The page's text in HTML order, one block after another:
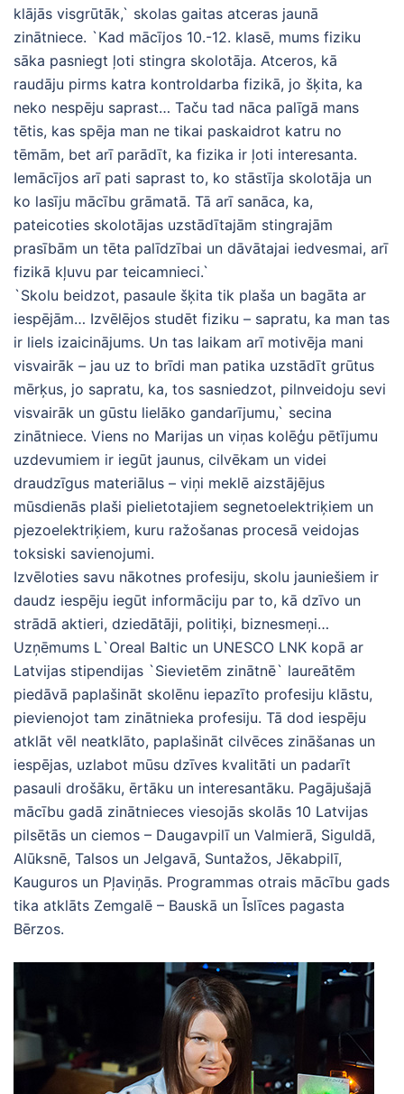
klājās visgrūtāk,` skolas gaitas atceras jaunā
zinātniece. `Kad mācījos 10.-12. klasē, mums fiziku
sāka pasniegt ļoti stingra skolotāja. Atceros, kā
raudāju pirms katra kontroldarba fizikā, jo šķita, ka
neko nespēju saprast… Taču tad nāca palīgā mans
tētis, kas spēja man ne tikai paskaidrot katru no
tēmām, bet arī parādīt, ka fizika ir ļoti interesanta.
Iemācījos arī pati saprast to, ko stāstīja skolotāja un
ko lasīju mācību grāmatā. Tā arī sanāca, ka,
pateicoties skolotājas uzstādītajām stingrajām
prasībām un tēta palīdzībai un dāvātajai iedvesmai, arī
fizikā kļuvu par teicamnieci.`
`Skolu beidzot, pasaule šķita tik plaša un bagāta ar
iespējām… Izvēlējos studēt fiziku – sapratu, ka man tas
ir liels izaicinājums. Un tas laikam arī motivēja mani
visvairāk – jau uz to brīdi man patika uzstādīt grūtus
mērķus, jo sapratu, ka, tos sasniedzot, pilnveidoju sevi
visvairāk un gūstu lielāko gandarījumu,` secina
zinātniece. Viens no Marijas un viņas kolēģu pētījumu
uzdevumiem ir iegūt jaunus, cilvēkam un videi
draudzīgus materiālus – viņi meklē aizstājējus
mūsdienās plaši pielietotajiem segnetoelektriķiem un
pjezoelektriķiem, kuru ražošanas procesā veidojas
toksiski savienojumi.
Izvēloties savu nākotnes profesiju, skolu jauniešiem ir
daudz iespēju iegūt informāciju par to, kā dzīvo un
strādā aktieri, dziedātāji, politiķi, biznesmeņi…
Uzņēmums L`Oreal Baltic un UNESCO LNK kopā ar
Latvijas stipendijas `Sievietēm zinātnē` laureātēm
piedāvā paplašināt skolēnu iepazīto profesiju klāstu,
pievienojot tam zinātnieka profesiju. Tā dod iespēju
atklāt vēl neatklāto, paplašināt cilvēces zināšanas un
iespējas, uzlabot mūsu dzīves kvalitāti un padarīt
pasauli drošāku, ērtāku un interesantāku. Pagājušajā
mācību gadā zinātnieces viesojās skolās 10 Latvijas
pilsētās un ciemos – Daugavpilī un Valmierā, Siguldā,
Alūksnē, Talsos un Jelgavā, Suntažos, Jēkabpilī,
Kauguros un Pļaviņās. Programmas otrais mācību gads
tika atklāts Zemgalē – Bauskā un Īslīces pagasta
Bērzos.